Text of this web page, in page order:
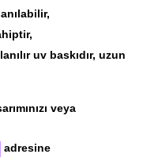
uv baskıdır, uzun
veya
adresine